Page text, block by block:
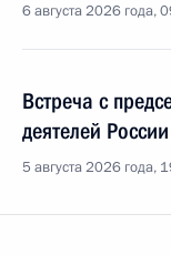
6 августа 2026 года,
Встреча с
деятелей
5 августа 2026 года,